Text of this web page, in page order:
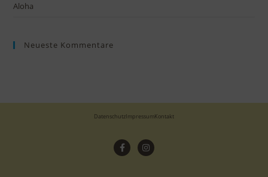
Aloha
Neueste Kommentare
DatenschutzImpressumKontakt